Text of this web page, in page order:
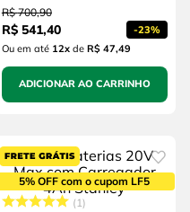
R$ 700,90
R$ 541,40 -23%
Ou em até 12xde R$ 47,49
ADICIONAR AO CARRINHO
5% OFF com o cupom LF5
1